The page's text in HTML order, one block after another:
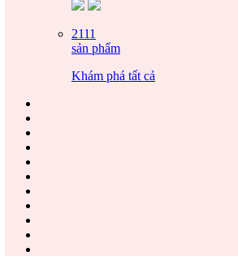
2111
sản phẩm
Khám phá tất cả